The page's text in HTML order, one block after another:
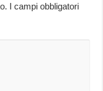
I campi obbligatori